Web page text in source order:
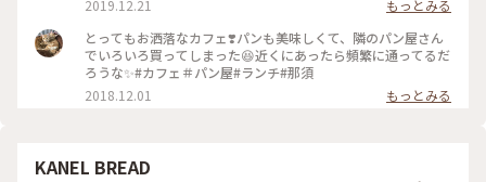
たしの街 #おいしいパン屋さん #那須近辺の美味しいスポッ
ト
2019.12.21
もっとみる
とってもお洒落なカフェ❣️パンも美味しくて、隣のパン屋さん
でいろいろ買ってしまった😆近くにあったら頻繁に通ってるだ
ろうな✨#カフェ＃パン屋#ランチ#那須
2018.12.01
もっとみる
KANEL BREAD